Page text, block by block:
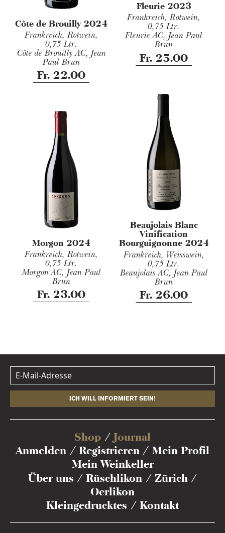
Fleurie 2023
Frankreich, Rotwein,
0,75 Ltr.
Fleurie AC, Jean Paul
Brun
Fr. 25.00
Côte de Brouilly 2024
Frankreich, Rotwein,
0,75 Ltr.
Côte de Brouilly AC, Jean
Paul Brun
Fr. 22.00
Beaujolais Blanc
Vinification
Bourguignonne 2024
Frankreich, Weisswein,
0,75 Ltr.
Beaujolais AC, Jean Paul
Brun
Fr. 26.00
Morgon 2024
Frankreich, Rotwein,
0,75 Ltr.
Morgon AC, Jean Paul
Brun
Fr. 23.00
ICH WILL INFORMIERT SEIN!
Shop
Journal
Anmelden
Registrieren
Mein Profil
Mein Weinkeller
Über uns
Rüschlikon
Zürich
Oerlikon
Kleingedrucktes
Kontakt